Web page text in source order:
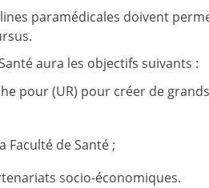
paramédicales doivent
aura les objectifs suivants :
pour (UR) pour créer de
de Santé ;
socio-économiques.